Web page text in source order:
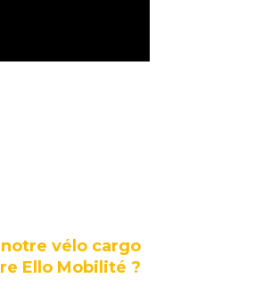
vélo cargo
Ello Mobilité ?